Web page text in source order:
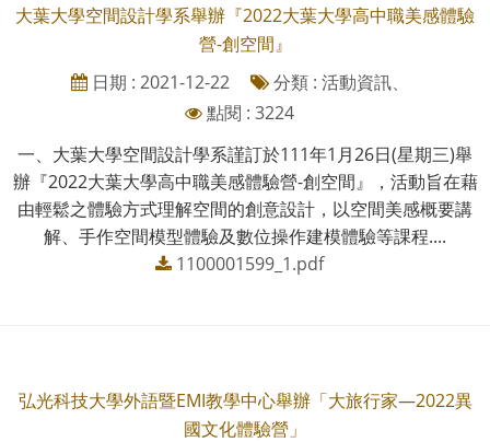
大葉大學空間設計學系舉辦『2022大葉大學高中職美感體驗
營-創空間』
日期 : 2021-12-22
分類 : 活動資訊、
點閱 : 3224
一、大葉大學空間設計學系謹訂於111年1月26日(星期三)舉
辦『2022大葉大學高中職美感體驗營-創空間』，活動旨在藉
由輕鬆之體驗方式理解空間的創意設計，以空間美感概要講
解、手作空間模型體驗及數位操作建模體驗等課程....
1100001599_1.pdf
弘光科技大學外語暨EMI教學中心舉辦「大旅行家—2022異
國文化體驗營」